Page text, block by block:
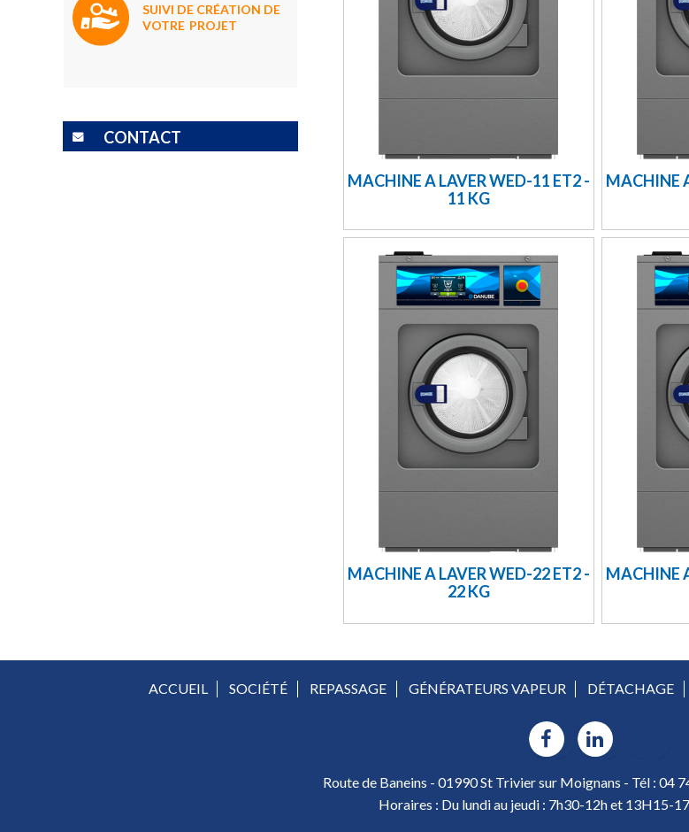
MACHINE A LAVER WED-11 ET2 -
11 KG
MACHINE
MACHINE A LAVER WED-22 ET2 -
22 KG
MACHINE
SUIVI DE CRÉATION DE
VOTRE PROJET
CONTACT
ACCUEIL SOCIÉTÉ REPASSAGE GÉNÉRATEURS VAPEUR DÉTACHAGE
Route de Baneins - 01990 St Trivier sur Moignans - Tél : 04
Horaires : Du lundi au jeudi : 7h30-12h et 13H15-